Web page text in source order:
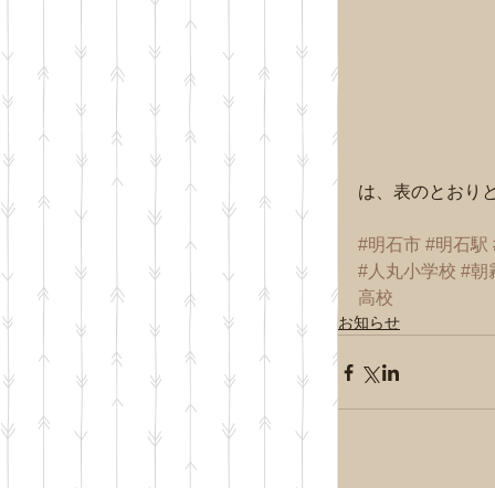
は、表のとおり
#明石市 #明石駅
#人丸小学校 #朝
高校
お知らせ